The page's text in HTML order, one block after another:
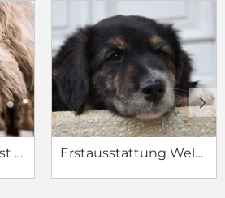
Welcher Hund passt zu mir? Erstausstattung Welpe
d